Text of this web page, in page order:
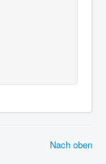
Nach oben